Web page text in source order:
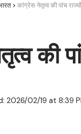
> कांग्रेस नेतृत्व की पांच
की
2026/02/19 at 8:39